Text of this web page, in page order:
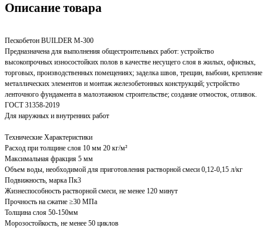
Описание товара
Пескобетон BUILDER М-300
Предназначена для выполнения общестроительных работ: устройство
высокопрочных износостойких полов в качестве несущего слоя в жилых, офисных,
торговых, производственных помещениях; заделка швов, трещин, выбоин, крепление
металлических элементов и монтаж железобетонных конструкций; устройство
ленточного фундамента в малоэтажном строительстве; создание отмосток, отливок.
ГОСТ 31358-2019
Для наружных и внутренних работ
Технические Характеристики
Расход при толщине слоя 10 мм 20 кг/м²
Максимальная фракция 5 мм
Объем воды, необходимой для приготовления растворной смеси 0,12-0,15 л/кг
Подвижность, марка Пк3
Жизнеспособность растворной смеси, не менее 120 минут
Прочность на сжатие ≥30 МПа
Толщина слоя 50-150мм
Морозостойкость, не менее 50 циклов